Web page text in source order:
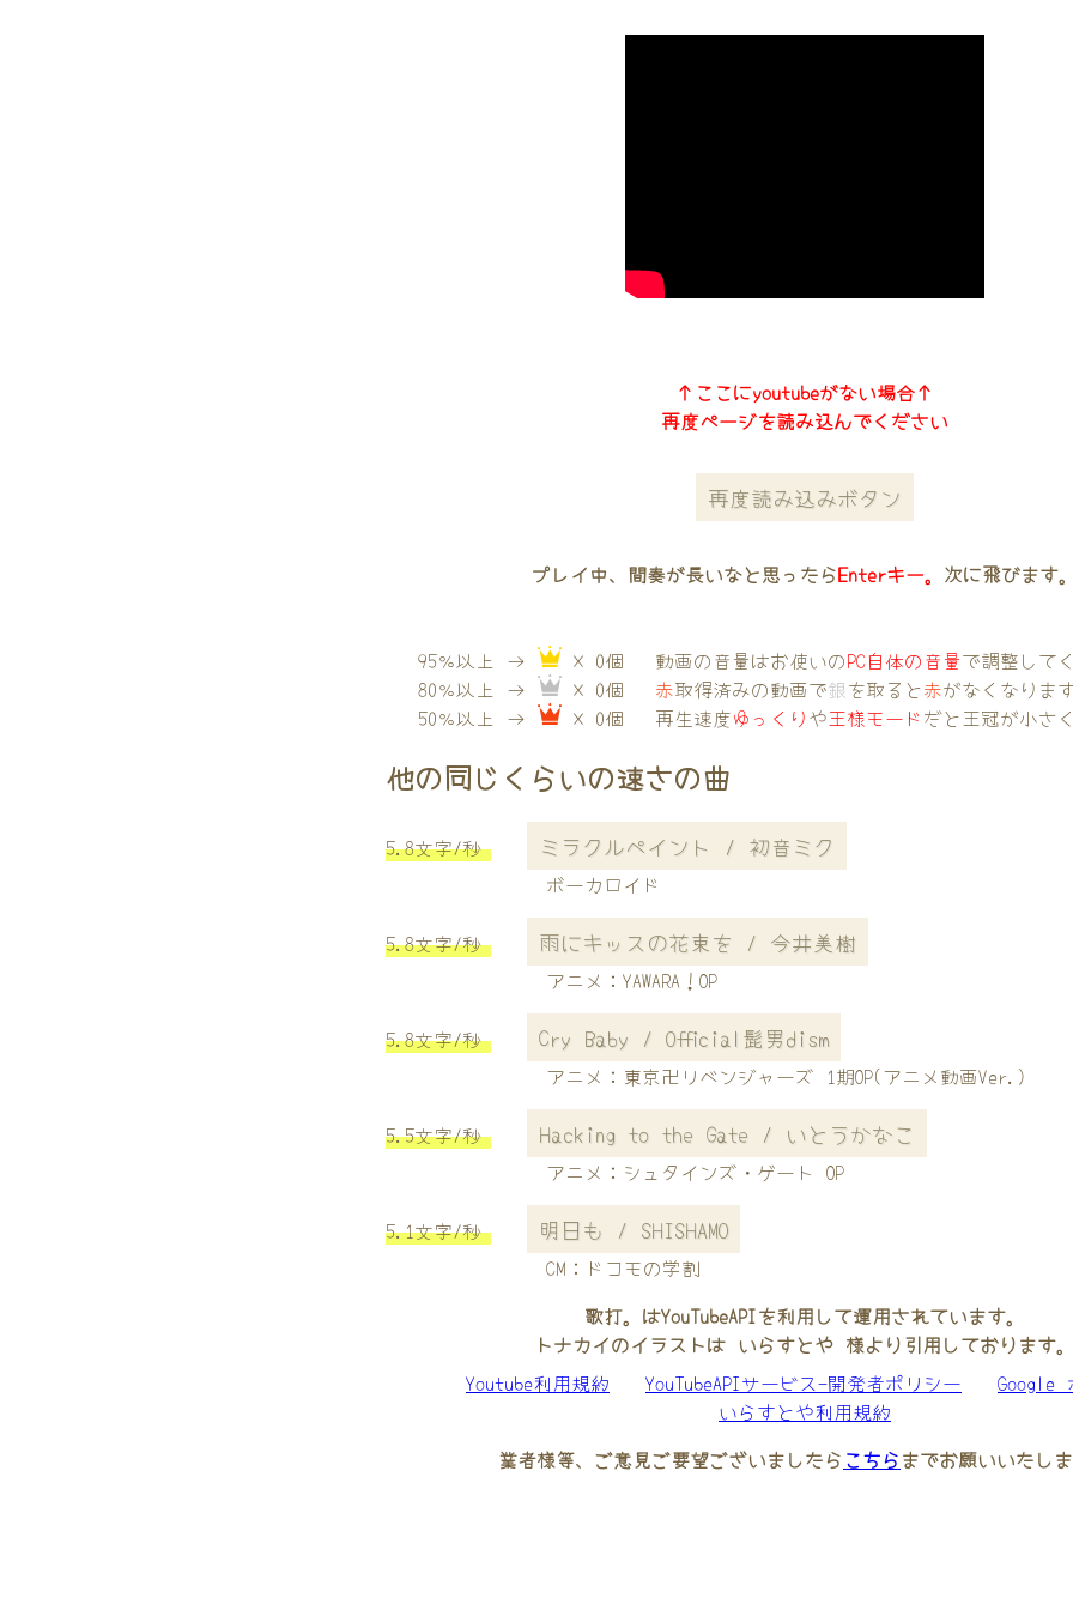
↑ここにyoutubeがない場合↑
再度ページを読み込んでください
再度読み込みボタン
プレイ中、間奏が長いなと思ったらEnterキー。 次に飛びます
95％以上 →
× 0個
80％以上 →
× 0個
50％以上 →
× 0個
動画の音量はお使いのPC自体の音量で調整して
赤取得済みの動画で銀を取ると赤がなくなりま
再生速度ゆっくりや王様モード だと王冠が小さ
他の同じくらいの速さの曲
5.8文字/秒 ミラクルペイント / 初音ミク
ボーカロイド
5.8文字/秒 雨にキッスの花束を / 今井美樹
アニメ：YAWARA！OP
5.8文字/秒 Cry Baby / Official髭男dism
アニメ：東京卍リベンジャーズ 1期OP(アニメ動画Ver.)
5.5文字/秒 Hacking to the Gate / いとうかなこ
アニメ：シュタインズ・ゲート OP
5.1文字/秒 明日も / SHISHAMO
CM：ドコモの学割
歌打。はYouTubeAPIを利用して運用されています。
トナカイのイラストは いらすとや 様より引用しております
Youtube利用規約
YouTubeAPIサービス-開発者ポリシー
Google
いらすとや利用規約
業者様等、ご意見ご要望ございましたら こちらまでお願いいたし